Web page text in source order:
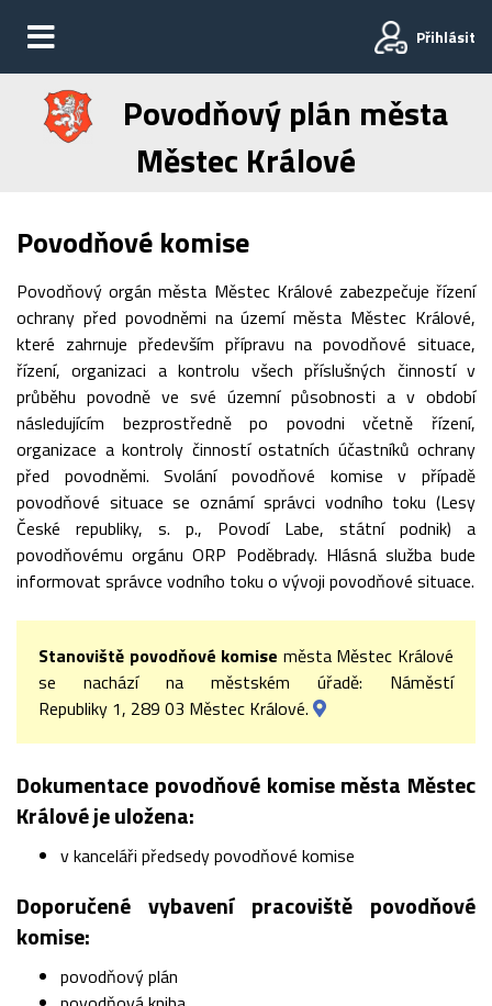
Přihlásit
Povodňový plán města
Městec Králové
Povodňové komise
Povodňový orgán města Městec Králové zabezpečuje řízení
ochrany před povodněmi na území města Městec Králové,
které zahrnuje především přípravu na povodňové situace,
řízení, organizaci a kontrolu všech příslušných činností v
průběhu povodně ve své územní působnosti a v období
následujícím bezprostředně po povodni včetně řízení,
organizace a kontroly činností ostatních účastníků ochrany
před povodněmi. Svolání povodňové komise v případě
povodňové situace se oznámí správci vodního toku (Lesy
České republiky, s. p., Povodí Labe, státní podnik) a
povodňovému orgánu ORP Poděbrady. Hlásná služba bude
informovat správce vodního toku o vývoji povodňové situace.
Stanoviště povodňové komise města Městec Králové
se nachází na městském úřadě: Náměstí
Republiky 1, 289 03 Městec Králové.
Dokumentace povodňové komise města Městec
Králové je uložena:
v kanceláři předsedy povodňové komise
Doporučené vybavení pracoviště povodňové
komise:
povodňový plán